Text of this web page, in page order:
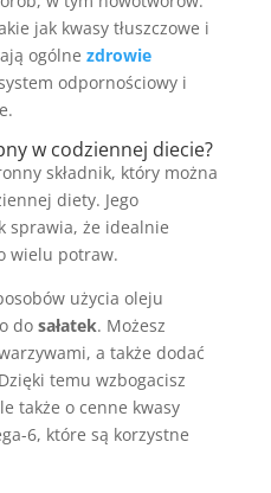
jak kwasy tłuszczowe i
ogólne zdrowie
odpornościowy i
w codziennej diecie?
składnik, który można
diety. Jego
sprawia, że idealnie
wielu potraw.
użycia oleju
do sałatek. Możesz
a także dodać
temu wzbogacisz
także o cenne kwasy
6, które są korzystne